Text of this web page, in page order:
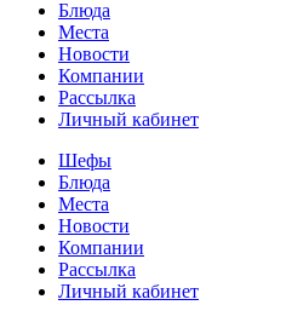
Блюда
Места
Новости
Компании
Рассылка
Личный кабинет
Шефы
Блюда
Места
Новости
Компании
Рассылка
Личный кабинет